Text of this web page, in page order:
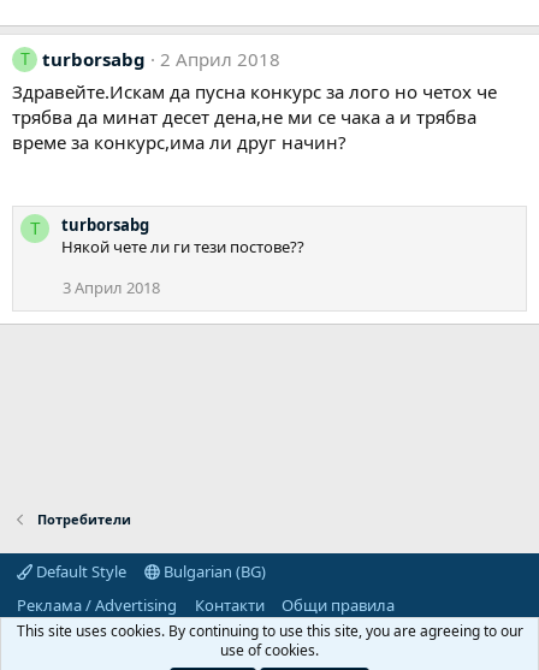
T turborsabg
2 Април 2018
Здравейте.Искам да пусна конкурс за лого но четох че
трябва да минат десет дена,не ми се чака а и трябва
време за конкурс,има ли друг начин?
T
turborsabg
Някой чете ли ги тези постове??
3 Април 2018
Потребители
Default Style
Bulgarian (BG)
Реклама / Advertising
Контакти
Общи правила
Декларация за поверителност
Помощ Начало
R
S
This site uses cookies. By continuing to use this site, you are agreeing to our
use of cookies.